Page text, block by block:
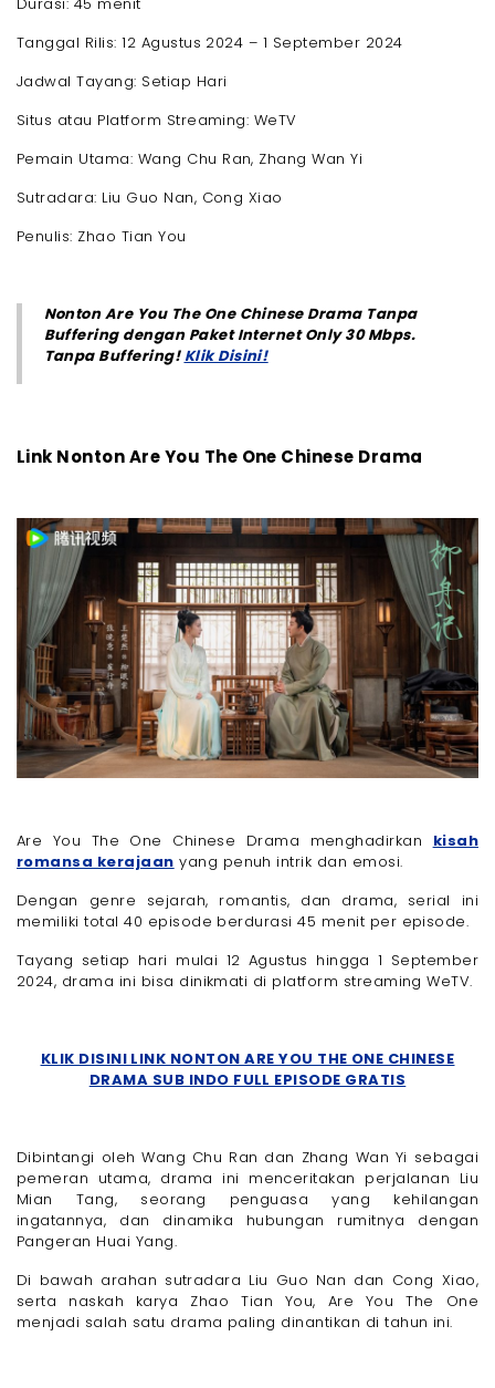
Durasi: 45 menit
Tanggal Rilis: 12 Agustus 2024 – 1 September 2024
Jadwal Tayang: Setiap Hari
Situs atau Platform Streaming: WeTV
Pemain Utama: Wang Chu Ran, Zhang Wan Yi
Sutradara: Liu Guo Nan, Cong Xiao
Penulis: Zhao Tian You
Nonton Are You The One Chinese Drama Tanpa
Buffering dengan Paket Internet Only 30 Mbps.
Tanpa Buffering! Klik Disini!
Link Nonton Are You The One Chinese Drama
Are You The One Chinese Drama menghadirkan kisah
romansa kerajaan yang penuh intrik dan emosi.
Dengan genre sejarah, romantis, dan drama, serial ini
memiliki total 40 episode berdurasi 45 menit per episode.
Tayang setiap hari mulai 12 Agustus hingga 1 September
2024, drama ini bisa dinikmati di platform streaming WeTV.
KLIK DISINI LINK NONTON ARE YOU THE ONE CHINESE
DRAMA SUB INDO FULL EPISODE GRATIS
Dibintangi oleh Wang Chu Ran dan Zhang Wan Yi sebagai
pemeran utama, drama ini menceritakan perjalanan Liu
Mian Tang, seorang penguasa yang kehilangan
ingatannya, dan dinamika hubungan rumitnya dengan
Pangeran Huai Yang.
Di bawah arahan sutradara Liu Guo Nan dan Cong Xiao,
serta naskah karya Zhao Tian You, Are You The One
menjadi salah satu drama paling dinantikan di tahun ini.